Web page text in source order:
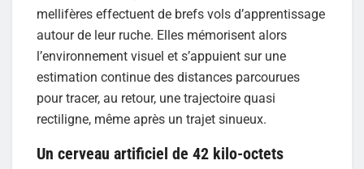
mellifères effectuent de brefs vols d’apprentissage
autour de leur ruche. Elles mémorisent alors
l’environnement visuel et s’appuient sur une
estimation continue des distances parcourues
pour tracer, au retour, une trajectoire quasi
rectiligne, même après un trajet sinueux.
Un cerveau artificiel de 42 kilo-octets